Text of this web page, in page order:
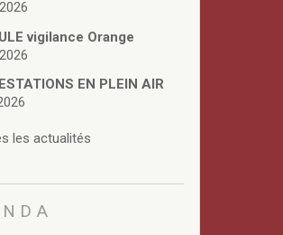
vigilance Orange
EN PLEIN AIR
les actualités